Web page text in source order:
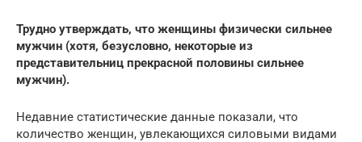
Трудно утверждать, что женщины физически сильнее
мужчин (хотя, безусловно, некоторые из
представительниц прекрасной половины сильнее
мужчин).
Недавние статистические данные показали, что
количество женщин, увлекающихся силовыми видами